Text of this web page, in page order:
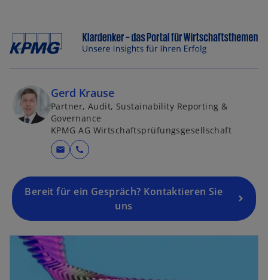
Gerd Krause
Partner, Audit, Sustainability Reporting &
Governance
KPMG AG Wirtschaftsprüfungsgesellschaft
mail call
Bereit für ein Gespräch? Kontaktieren Sie
uns